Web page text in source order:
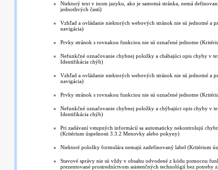
Niektorý text v inom jazyku, ako je samotná stránka, nemá
jednotlivých častí)
Vzhľad a ovládanie niektorých webových stránok nie sú jednotné a
navigácia)
Prvky stránok s rovnakou funkciou nie sú označené jednotne
Nefunkčné označovanie chybnej položky a chábajúci opis chyby v
Identifikácia chýb)
Vzhľad a ovládanie niektorých webových stránok nie sú jednotné a
navigácia)
Prvky stránok s rovnakou funkciou nie sú označené jednotne
Nefunkčné označovanie chybnej položky a chýbajúci opis chyby v
Identifikácia chýb)
Pri zadávaní vstupných informácií sa automaticky nekontrolujú
(Kritérium úspešnosti 3.3.2 Menovky alebo pokyny)
Niektoré položky formulára nemajú zadefinovaný label (Kritérium
Stavové správy nie sú vždy v obsahu odvodené z kódu pomocou
prezentované prostredníctvom asistenčných technológií bez potreby